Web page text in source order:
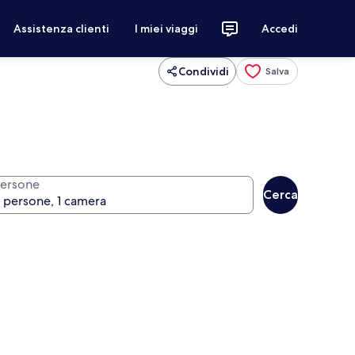
Assistenza clienti I miei viaggi Accedi
Condividi Salva
Cerca